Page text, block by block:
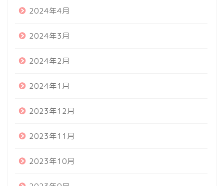
2024年4月
2024年3月
2024年2月
2024年1月
2023年12月
2023年11月
2023年10月